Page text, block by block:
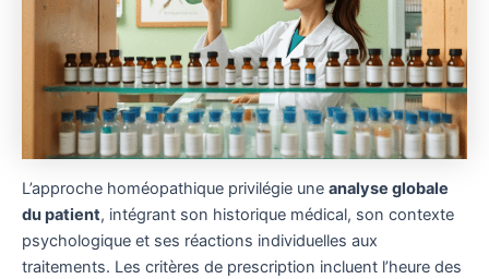
L’approche homéopathique privilégie une analyse globale
du patient, intégrant son historique médical, son contexte
psychologique et ses réactions individuelles aux
traitements. Les critères de prescription incluent l’heure des